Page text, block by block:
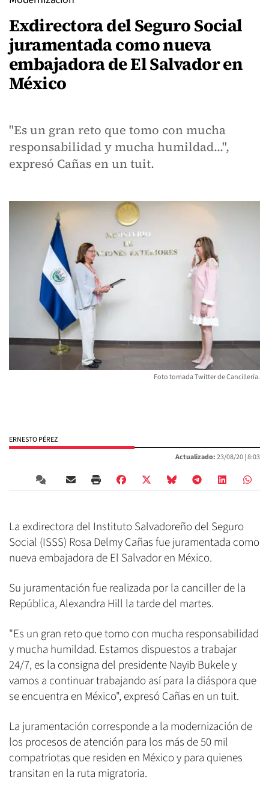
Exdirectora del Seguro Social
juramentada como nueva
embajadora de El Salvador en
México
"Es un gran reto que tomo con mucha
responsabilidad y mucha humildad...",
expresó Cañas en un tuit.
Foto tomada Twitter de Cancillería.
ERNESTO PÉREZ
Actualizado:23/08/20 |8:03
La exdirectora del Instituto Salvadoreño del Seguro
Social (ISSS) Rosa Delmy Cañas fue juramentada como
nueva embajadora de El Salvador en México.
Su juramentación fue realizada por la canciller de la
República, Alexandra Hill la tarde del martes.
"Es un gran reto que tomo con mucha responsabilidad
y mucha humildad. Estamos dispuestos a trabajar
24/7, es la consigna del presidente Nayib Bukele y
vamos a continuar trabajando así para la diáspora que
se encuentra en México", expresó Cañas en un tuit.
La juramentación corresponde a la modernización de
los procesos de atención para los más de 50 mil
compatriotas que residen en México y para quienes
transitan en la ruta migratoria.